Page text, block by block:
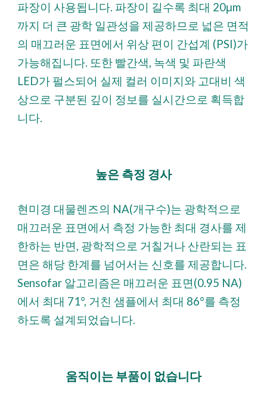
파장이 사용됩니다. 파장이 길수록 최대 20μm
까지 더 큰 광학 일관성을 제공하므로 넓은 면적
의 매끄러운 표면에서 위상 편이 간섭계 (PSI)가
가능해집니다. 또한 빨간색, 녹색 및 파란색
LED가 펄스되어 실제 컬러 이미지와 고대비 색
상으로 구분된 깊이 정보를 실시간으로 획득합
니다.
높은 측정 경사
현미경 대물렌즈의 NA(개구수)는 광학적으로
매끄러운 표면에서 측정 가능한 최대 경사를 제
한하는 반면, 광학적으로 거칠거나 산란되는 표
면은 해당 한계를 넘어서는 신호를 제공합니다.
Sensofar 알고리즘은 매끄러운 표면(0.95 NA)
에서 최대 71°, 거친 샘플에서 최대 86°를 측정
하도록 설계되었습니다.
움직이는 부품이 없습니다